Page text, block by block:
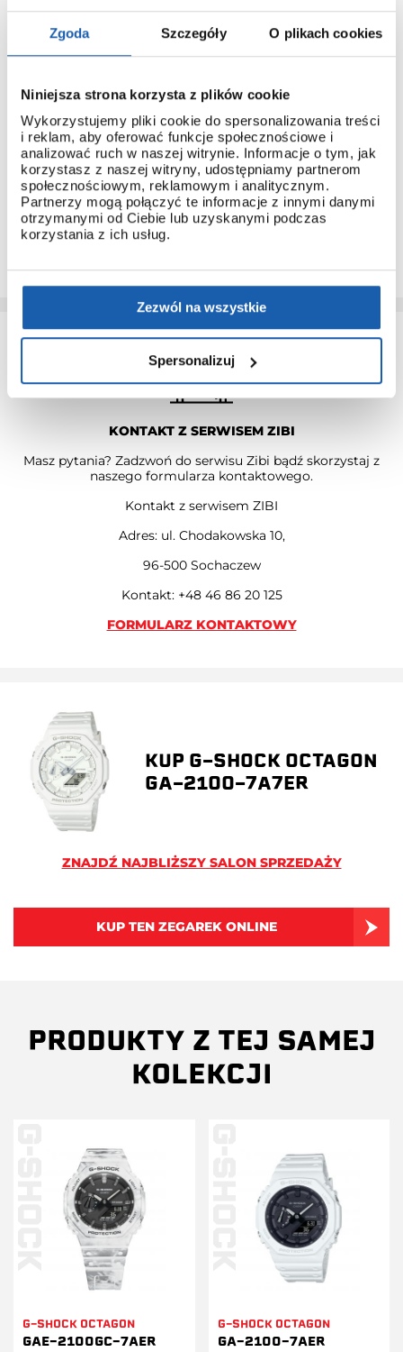
Zgoda Szczegóły O plikach cookies
Niniejsza strona korzysta z plików cookie
Wykorzystujemy pliki cookie do spersonalizowania treści
i reklam, aby oferować funkcje społecznościowe i
analizować ruch w naszej witrynie. Informacje o tym, jak
korzystasz z naszej witryny, udostępniamy partnerom
społecznościowym, reklamowym i analitycznym.
Partnerzy mogą połączyć te informacje z innymi danymi
otrzymanymi od Ciebie lub uzyskanymi podczas
korzystania z ich usług.
Zezwól na wszystkie
Spersonalizuj
3 + 3 LATA GWARANCJI
Standardowa gwarancja ulega przedłużeniu o kolejne 3 lata
na warunkach określonych w gwarancji trzyletniej jeśli
kupujący dokona wpłaty w terminie do 30 dni od daty
zakupu.
Przedłużenie gwarancji obejmuje jedynie zegarki marki G-
SHOCK.
KONTAKT Z SERWISEM ZIBI
Masz pytania? Zadzwoń do serwisu Zibi bądź skorzystaj z
naszego formularza kontaktowego.
Kontakt z serwisem ZIBI
Adres: ul. Chodakowska 10,
96-500 Sochaczew
Kontakt: +48 46 86 20 125
FORMULARZ KONTAKTOWY
KUP G-SHOCK OCTAGON
GA-2100-7A7ER
ZNAJDŹ NAJBLIŻSZY SALON SPRZEDAŻY
KUP TEN ZEGAREK ONLINE
PRODUKTY Z TEJ SAMEJ
KOLEKCJI
G-SHOCK OCTAGON
GAE-2100GC-7AER
G-SHOCK OCTAGON
GA-2100-7AER